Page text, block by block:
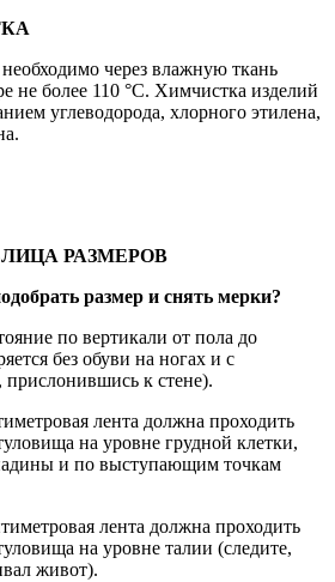
через влажную ткань
не более 110 °С. Химчистка изделий
углеводорода, хлорного этилена,
РАЗМЕРОВ
размер и снять мерки?
по вертикали от пола до
без обуви на ногах и с
к стене).
лента должна проходить
на уровне грудной клетки,
и по выступающим точкам
лента должна проходить
на уровне талии (следите,
живот).